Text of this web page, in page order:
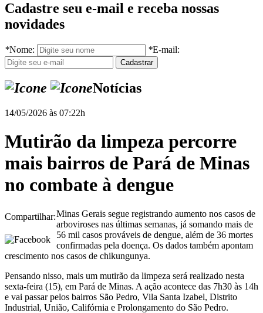
Cadastre seu e-mail e receba nossas
novidades
*Nome: *E-mail:
Notícias
14/05/2026 às 07:22h
Mutirão da limpeza percorre
mais bairros de Pará de Minas
no combate à dengue
Compartilhar:Minas Gerais segue registrando aumento nos casos de
arboviroses nas últimas semanas, já somando mais de
56 mil casos prováveis de dengue, além de 36 mortes
confirmadas pela doença. Os dados também apontam
crescimento nos casos de chikungunya.
Pensando nisso, mais um mutirão da limpeza será realizado nesta
sexta-feira (15), em Pará de Minas. A ação acontece das 7h30 às 14h
e vai passar pelos bairros São Pedro, Vila Santa Izabel, Distrito
Industrial, União, Califórnia e Prolongamento do São Pedro.